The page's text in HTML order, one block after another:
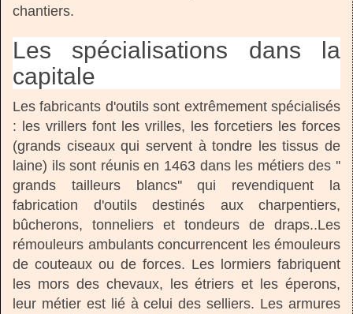
chantiers.
Les spécialisations dans la
capitale
Les fabricants d'outils sont extrêmement spécialisés
: les vrillers font les vrilles, les forcetiers les forces
(grands ciseaux qui servent à tondre les tissus de
laine) ils sont réunis en 1463 dans les métiers des ''
grands tailleurs blancs'' qui revendiquent la
fabrication d'outils destinés aux charpentiers,
bûcherons, tonneliers et tondeurs de draps..Les
rémouleurs ambulants concurrencent les émouleurs
de couteaux ou de forces. Les lormiers fabriquent
les mors des chevaux, les étriers et les éperons,
leur métier est lié à celui des selliers. Les armures